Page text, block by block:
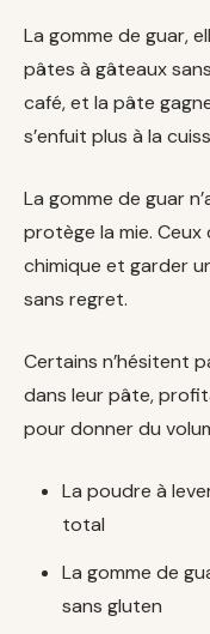
La gomme de guar,
pâtes à gâteaux
café, et la pâte
s’enfuit plus à la
La gomme de guar
protège la mie.
chimique et garder
sans regret.
Certains n’hésitent
dans leur pâte,
pour donner du
La poudre à
total
La gomme de
sans gluten